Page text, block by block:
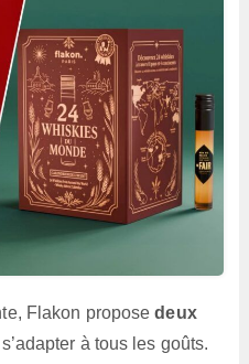
Flakon proposedeux
à tous les goûts.